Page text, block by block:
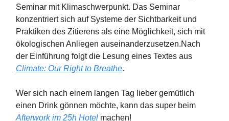
Seminar mit Klimaschwerpunkt. Das Seminar
konzentriert sich auf Systeme der Sichtbarkeit und
Praktiken des Zitierens als eine Möglichkeit, sich mit
ökologischen Anliegen auseinanderzusetzen.Nach
der Einführung folgt die Lesung eines Textes aus
Climate: Our Right to Breathe.
Wer sich nach einem langen Tag lieber gemütlich
einen Drink gönnen möchte, kann das super beim
Afterwork im 25h Hotel machen!